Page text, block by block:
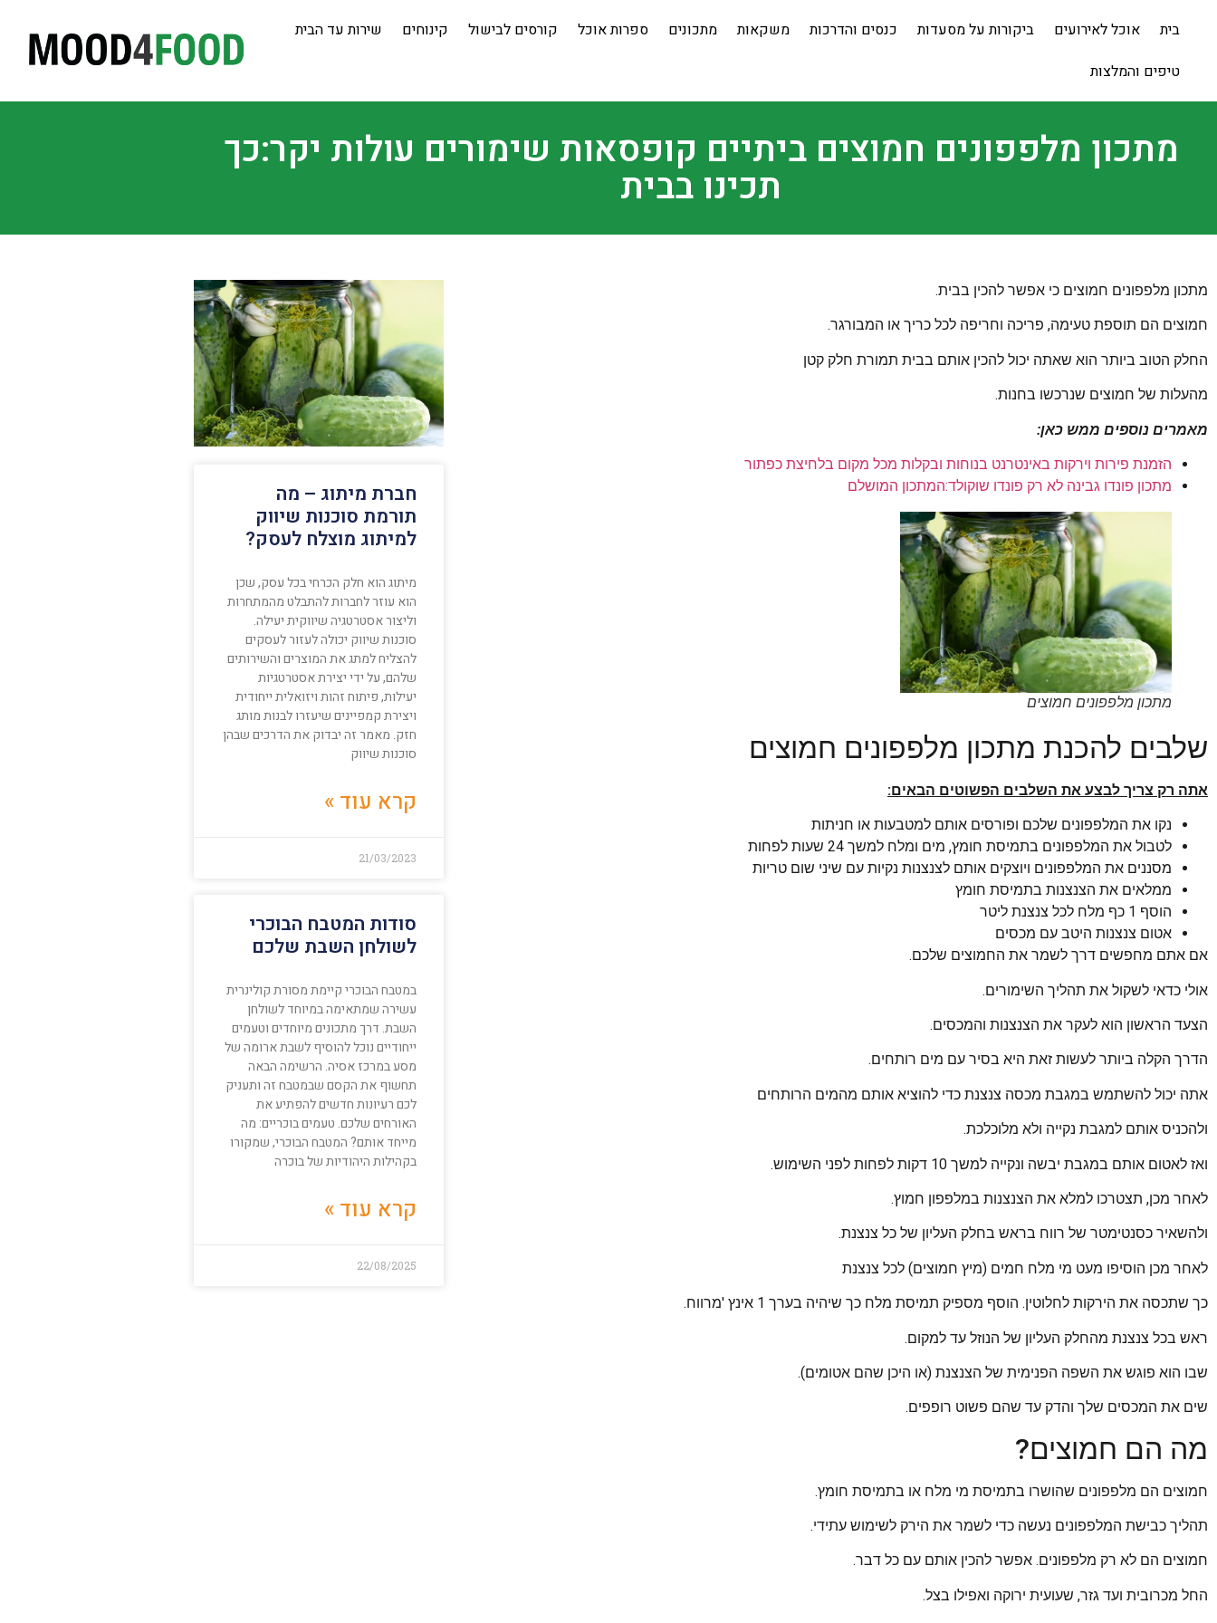
בית אוכל לאירועים ביקורות על מסעדות כנסים והדרכות משקאות מתכונים ספרות אוכל קורסים לבישול קינוחים
שירות עד הבית
טיפים והמלצות
מתכון מלפפונים חמוצים ביתיים קופסאות שימורים עולות יקר:כך
תכינו בבית
מתכון מלפפונים חמוצים כי אפשר להכין בבית.
חמוצים הם תוספת טעימה, פריכה וחריפה לכל כריך או המבורגר.
החלק הטוב ביותר הוא שאתה יכול להכין אותם בבית תמורת חלק קטן
מהעלות של חמוצים שנרכשו בחנות.
מאמרים נוספים ממש כאן:
הזמנת פירות וירקות באינטרנט בנוחות ובקלות מכל מקום בלחיצת כפתור
מתכון פונדו גבינה לא רק פונדו שוקולד:המתכון המושלם
מתכון מלפפונים חמוצים
שלבים להכנת מתכון מלפפונים חמוצים
אתה רק צריך לבצע את השלבים הפשוטים הבאים:
נקו את המלפפונים שלכם ופורסים אותם למטבעות או חניתות
לטבול את המלפפונים בתמיסת חומץ, מים ומלח למשך 24 שעות לפחות
מסננים את המלפפונים ויוצקים אותם לצנצנות נקיות עם שיני שום טריות
ממלאים את הצנצנות בתמיסת חומץ
הוסף 1 כף מלח לכל צנצנת ליטר
אטום צנצנות היטב עם מכסים
אם אתם מחפשים דרך לשמר את החמוצים שלכם.
אולי כדאי לשקול את תהליך השימורים.
הצעד הראשון הוא לעקר את הצנצנות והמכסים.
הדרך הקלה ביותר לעשות זאת היא בסיר עם מים רותחים.
אתה יכול להשתמש במגבת מכסה צנצנת כדי להוציא אותם מהמים הרותחים
ולהכניס אותם למגבת נקייה ולא מלוכלכת.
ואז לאטום אותם במגבת יבשה ונקייה למשך 10 דקות לפחות לפני השימוש.
לאחר מכן, תצטרכו למלא את הצנצנות במלפפון חמוץ.
ולהשאיר כסנטימטר של רווח בראש בחלק העליון של כל צנצנת.
לאחר מכן הוסיפו מעט מי מלח חמים (מיץ חמוצים) לכל צנצנת
כך שתכסה את הירקות לחלוטין. הוסף מספיק תמיסת מלח כך שיהיה בערך 1 אינץ 'מרווח.
ראש בכל צנצנת מהחלק העליון של הנוזל עד למקום.
שבו הוא פוגש את השפה הפנימית של הצנצנת (או היכן שהם אטומים).
שים את המכסים שלך והדק עד שהם פשוט רופפים.
מה הם חמוצים?
חמוצים הם מלפפונים שהושרו בתמיסת מי מלח או בתמיסת חומץ.
תהליך כבישת המלפפונים נעשה כדי לשמר את הירק לשימוש עתידי.
חמוצים הם לא רק מלפפונים. אפשר להכין אותם עם כל דבר.
החל מכרובית ועד גזר, שעועית ירוקה ואפילו בצל.
חברת מיתוג – מה
תורמת סוכנות שיווק
למיתוג מוצלח לעסק?
מיתוג הוא חלק הכרחי בכל עסק, שכן
הוא עוזר לחברות להתבלט מהמתחרות
וליצור אסטרטגיה שיווקית יעילה.
סוכנות שיווק יכולה לעזור לעסקים
להצליח למתג את המוצרים והשירותים
שלהם, על ידי יצירת אסטרטגיות
יעילות, פיתוח זהות ויזואלית ייחודית
ויצירת קמפיינים שיעזרו לבנות מותג
חזק. מאמר זה יבדוק את הדרכים שבהן
סוכנות שיווק
קרא עוד »
21/03/2023
סודות המטבח הבוכרי
לשולחן השבת שלכם
במטבח הבוכרי קיימת מסורת קולינרית
עשירה שמתאימה במיוחד לשולחן
השבת. דרך מתכונים מיוחדים וטעמים
ייחודיים נוכל להוסיף לשבת ארומה של
מסע במרכז אסיה. הרשימה הבאה
תחשוף את הקסם שבמטבח זה ותעניק
לכם רעיונות חדשים להפתיע את
האורחים שלכם. טעמים בוכריים: מה
מייחד אותם? המטבח הבוכרי, שמקורו
בקהילות היהודיות של בוכרה
קרא עוד »
22/08/2025